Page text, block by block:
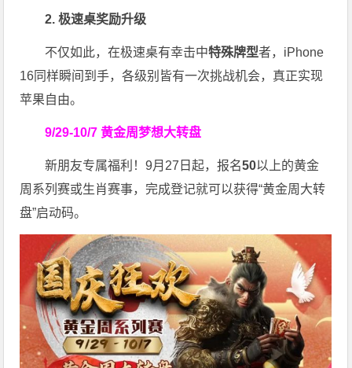
2. 极速桌奖励升级
不仅如此，在极速桌有幸击中特殊牌型者，iPhone
16同样瞬间到手，各级别皆有一次挑战机会，真正实现
苹果自由。
9/29-10/7黄金周梦想大转盘
新朋友专属福利！9月27日起，报名50以上的黄金
周系列赛或生肖赛事，完成登记就可以获得“黄金周大转
盘”启动码。